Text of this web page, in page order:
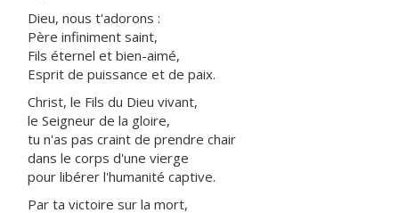
Dieu, nous t'adorons :
Père infiniment saint,
Fils éternel et bien-aimé,
Esprit de puissance et de paix.
Christ, le Fils du Dieu vivant,
le Seigneur de la gloire,
tu n'as pas craint de prendre chair
dans le corps d'une vierge
pour libérer l'humanité captive.
Par ta victoire sur la mort,